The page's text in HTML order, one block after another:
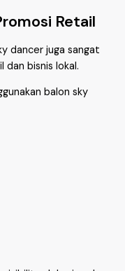
Retail
dancer juga sangat
bisnis lokal.
balon sky